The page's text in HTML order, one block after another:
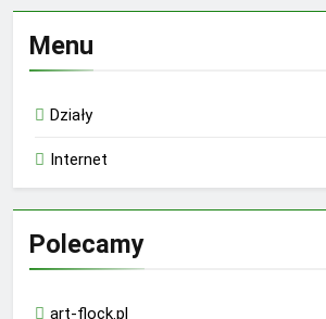
Menu
Działy
Internet
Polecamy
art-flock.pl